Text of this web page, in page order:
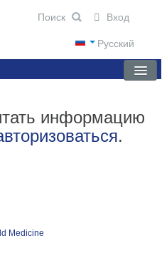
Русский
Вход
информацию
.
Medicine